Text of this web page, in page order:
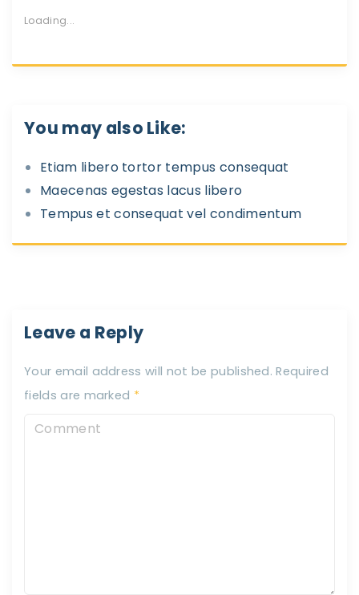
Loading...
You may also Like:
Etiam libero tortor tempus consequat
Maecenas egestas lacus libero
Tempus et consequat vel condimentum
Leave a Reply
Your email address will not be published. Required
fields are marked *